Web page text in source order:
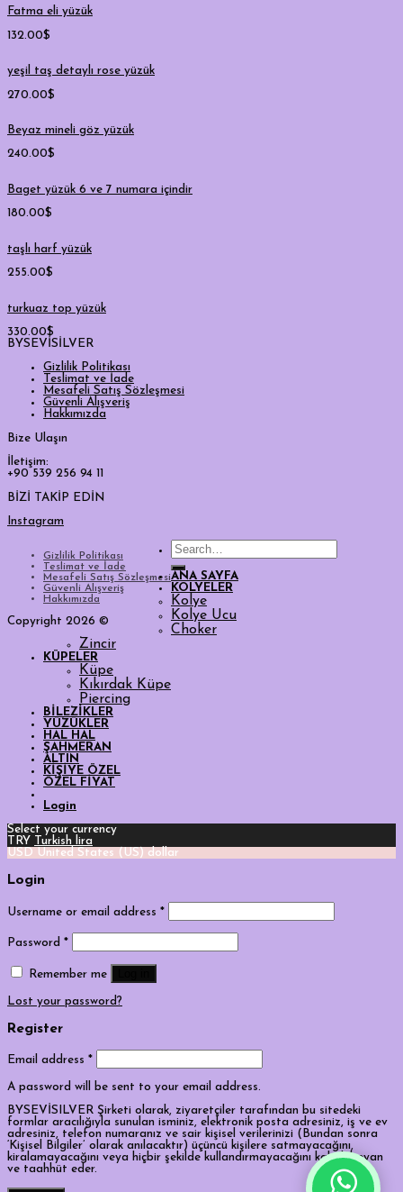
Fatma eli yüzük
132.00$
yeşil taş detaylı rose yüzük
270.00$
Beyaz mineli göz yüzük
240.00$
Baget yüzük 6 ve 7 numara içindir
180.00$
taşlı harf yüzük
255.00$
turkuaz top yüzük
330.00$
BYSEVİSİLVER
Gizlilik Politikası
Teslimat ve İade
Mesafeli Satış Sözleşmesi
Güvenli Alışveriş
Hakkımızda
Bize Ulaşın
İletişim:
+90 539 256 94 11
BİZİ TAKİP EDİN
Instagram
Gizlilik Politikası
Teslimat ve İade
Mesafeli Satış Sözleşmesi
Güvenli Alışveriş
Hakkımızda
Copyright 2026 ©
Search
for:
ANA SAYFA
KOLYELER
Kolye
Kolye Ucu
Choker
Zincir
KÜPELER
Küpe
Kıkırdak Küpe
Piercing
BİLEZİKLER
YÜZÜKLER
HAL HAL
ŞAHMERAN
ALTIN
KİŞİYE ÖZEL
ÖZEL FİYAT
Login
Select your currency
TRY
Turkish lira
USD United States (US) dollar
Login
Username or email address *
Password *
Remember me
Lost your password?
Register
Email address *
A password will be sent to your email address.
BYSEVİSILVER Şirketi olarak, ziyaretçiler tarafından bu sitedeki
formlar aracılığıyla sunulan isminiz, elektronik posta adresiniz, iş ve ev
adresiniz, telefon numaranız ve sair kişisel verilerinizi (Bundan sonra
‘Kişisel Bilgiler’ olarak anılacaktır) üçüncü kişilere satmayacağını,
kiralamayacağını veya hiçbir şekilde kullandırmayacağını kabul, beyan
ve taahhüt eder.